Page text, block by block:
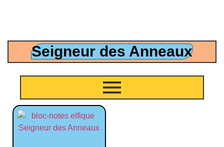
Seigneur des Anneaux